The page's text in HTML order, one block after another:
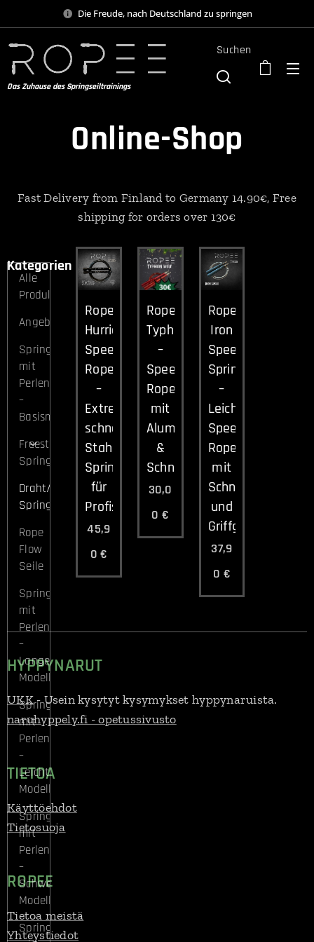
Die Freude, nach Deutschland zu springen
Das Zuhause des Springseiltrainings
Suchen
Online-Shop
Fast Delivery from Finland to Germany 14.90€, Free
shipping for orders over 130€
Kategorien
Alle
Produkte
Angebotspakete
Springseil
mit
Perlen
–
Basismodelle
Freestyle-
Springseile
Draht/Speed
Springseile
Rope
Flow
Seile
Springseil
mit
Perlen
–
Lange
Modelle
Springseil
mit
Perlen
–
Leichte
Modelle
Springseil
mit
Perlen
–
Schwere
Modelle
Springseil
Ropee
Hurricane
Speed
Rope
–
Extrem
schnelles
Stahlseil-
Springseil
für
Profis
45,9
0 €
Ropee
Typhoon
–
Speed
Rope
mit
Aluminiumgriffen
&
Schnellverschluss
30,0
0 €
Ropee
Iron
Speed
Springseil
–
Leichtes
Speed
Rope
mit
und
Griffgriffen
37,9
0 €
HYPPYNARUT
UKK- Usein kysytyt kysymykset hyppynaruista.
naruhyppely.fi - opetussivusto
TIETOA
Käyttöehdot
Tietosuoja
ROPEE
Tietoa meistä
Yhteystiedot